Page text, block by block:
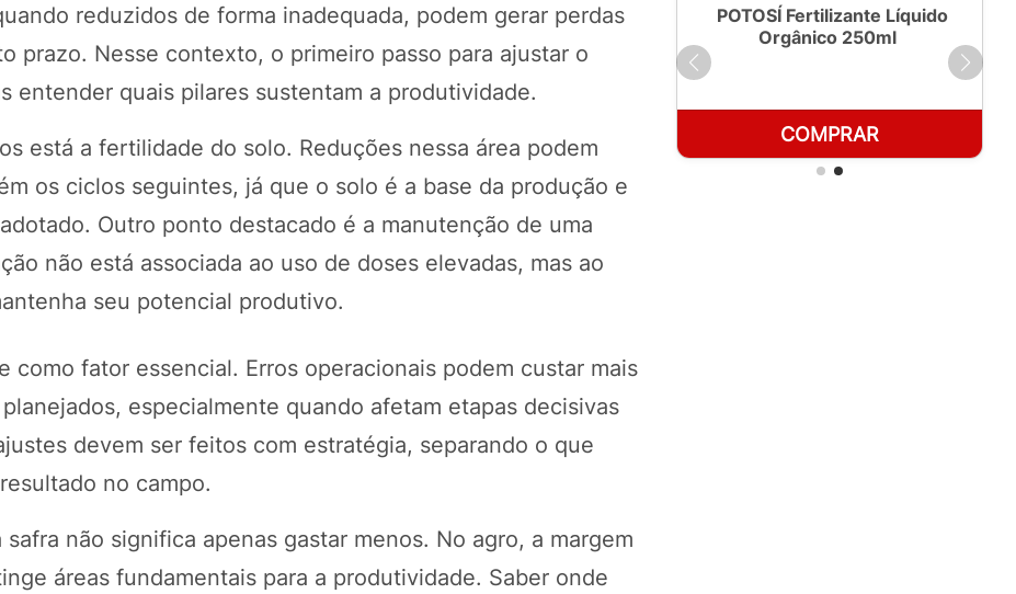
reduzidos de forma inadequada, podem gerar perdas
prazo. Nesse contexto, o primeiro passo para ajustar o
entender quais pilares sustentam a produtividade.
está a fertilidade do solo. Reduções nessa área podem
os ciclos seguintes, já que o solo é a base da produção e
Outro ponto destacado é a manutenção de uma
não está associada ao uso de doses elevadas, mas ao
seu potencial produtivo.
como fator essencial. Erros operacionais podem custar mais
especialmente quando afetam etapas decisivas
devem ser feitos com estratégia, separando o que
no campo.
não significa apenas gastar menos. No agro, a margem
áreas fundamentais para a produtividade. Saber onde
POTOSÍ Fertilizante Líquido
COMPRAR
POTOSÍ Fertilizante Líquido
Orgânico 250ml
COMPRAR